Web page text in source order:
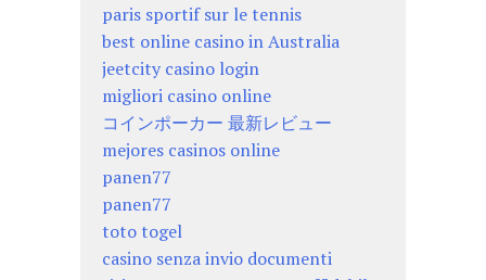
paris sportif sur le tennis
best online casino in Australia
jeetcity casino login
migliori casino online
コインポーカー 最新レビュー
mejores casinos online
panen77
panen77
toto togel
casino senza invio documenti